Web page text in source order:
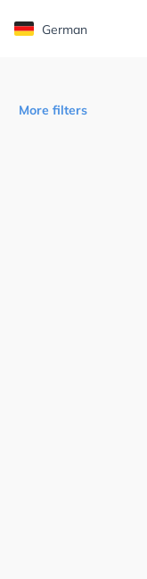
German
More filters